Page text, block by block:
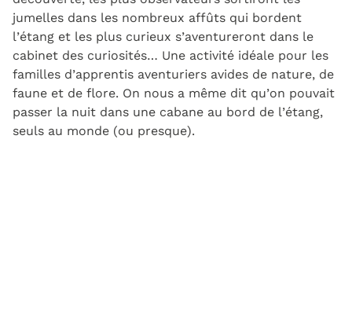
jumelles dans les nombreux affûts qui bordent
l’étang et les plus curieux s’aventureront dans le
cabinet des curiosités… Une activité idéale pour les
familles d’apprentis aventuriers avides de nature, de
faune et de flore. On nous a même dit qu’on pouvait
passer la nuit dans une cabane au bord de l’étang,
seuls au monde (ou presque).